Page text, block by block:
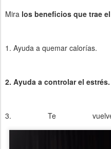
Mira los beneficios que trae
1. Ayuda a quemar calorías.
2. Ayuda a controlar el estrés.
3. Te